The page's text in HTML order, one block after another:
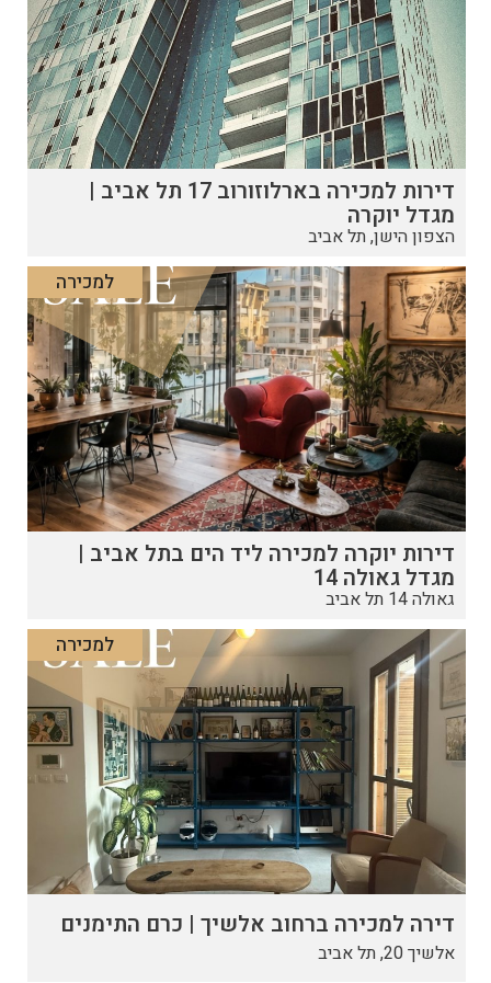
דירות למכירה בארלוזורוב 17 תל אביב |
מגדל יוקרה
הצפון הישן, תל אביב
למכירה
דירות יוקרה למכירה ליד הים בתל אביב |
מגדל גאולה 14
גאולה 14 תל אביב
למכירה
דירה למכירה ברחוב אלשיך | כרם התימנים
אלשיך 20, תל אביב